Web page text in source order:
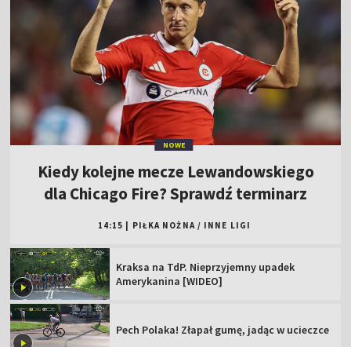
NOWE
Kiedy kolejne mecze Lewandowskiego
dla Chicago Fire? Sprawdź terminarz
14:15 PIŁKA NOŻNA / INNE LIGI
Kraksa na TdP. Nieprzyjemny upadek
Amerykanina [WIDEO]
Pech Polaka! Złapał gumę, jadąc w ucieczce